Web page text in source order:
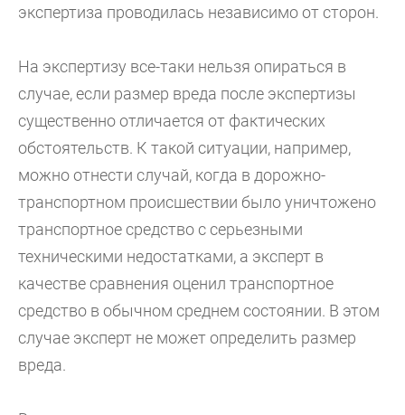
экспертиза проводилась независимо от сторон.
На экспертизу все-таки нельзя опираться в
случае, если размер вреда после экспертизы
существенно отличается от фактических
обстоятельств. К такой ситуации, например,
можно отнести случай, когда в дорожно-
транспортном происшествии было уничтожено
транспортное средство с серьезными
техническими недостатками, а эксперт в
качестве сравнения оценил транспортное
средство в обычном среднем состоянии. В этом
случае эксперт не может определить размер
вреда.